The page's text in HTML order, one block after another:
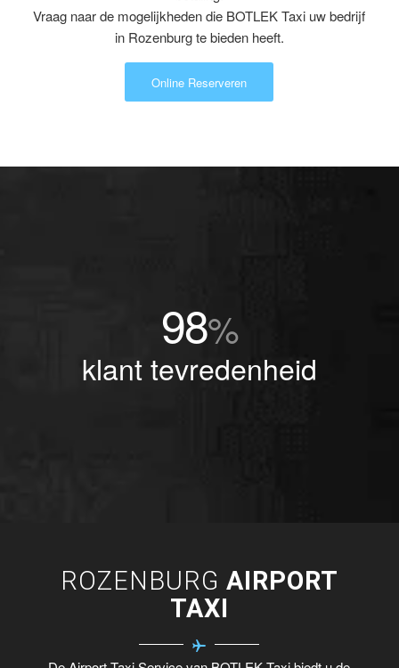
Vraag naar de mogelijkheden die BOTLEK Taxi uw bedrijf
in Rozenburg te bieden heeft.
Online Reserveren
98%
klant tevredenheid
ROZENBURG AIRPORT
TAXI